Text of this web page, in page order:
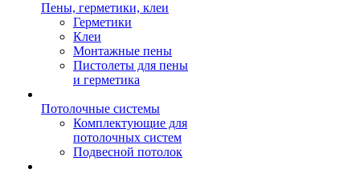
Пены, герметики, клеи
Герметики
Клеи
Монтажные пены
Пистолеты для пены
и герметика
Потолочные системы
Комплектующие для
потолочных систем
Подвесной потолок